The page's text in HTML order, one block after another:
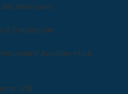
Murmures
d'Empédocle
d'Auxelles-Haut
(25)